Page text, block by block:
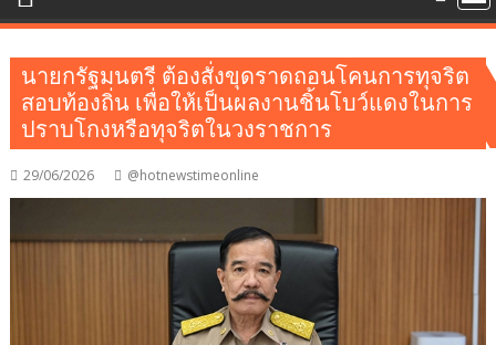
นายกรัฐมนตรี ต้องสั่งขุดราดถอนโคนการทุจริต
สอบท้องถิ่น เพื่อให้เป็นผลงานชิ้นโบว์แดงในการ
ปราบโกงหรือทุจริตในวงราชการ
29/06/2026 @hotnewstimeonline